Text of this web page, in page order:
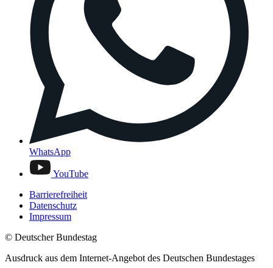
WhatsApp
YouTube
Barrierefreiheit
Datenschutz
Impressum
© Deutscher Bundestag
Ausdruck aus dem Internet-Angebot des Deutschen Bundestages